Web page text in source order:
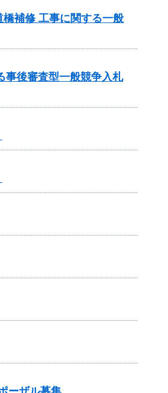
補修 工事に関する一般
事後審査型一般競争入札